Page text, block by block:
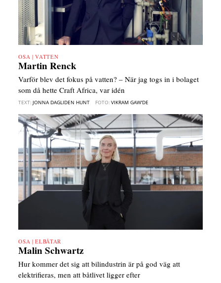
OSA | VATTEN
Martin Renck
Varför blev det fokus på vatten? – När jag togs in i bolaget
som då hette Craft Africa, var idén
TEXT:JONNA DAGLIDEN HUNT FOTO:VIKRAM GAW'DE
OSA | ELBÅTAR
Malin Schwartz
Hur kommer det sig att bilindustrin är på god väg att
elektrifieras, men att båtlivet ligger efter